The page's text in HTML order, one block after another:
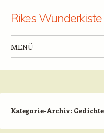
Rikes Wunderkiste
MENÜ
Kategorie-Archiv: Gedichte